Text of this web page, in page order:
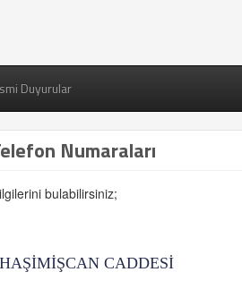
Duyurular
Numaraları
bulabilirsiniz;
CADDESİ